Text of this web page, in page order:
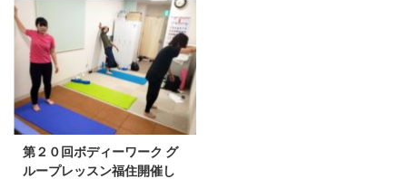
ープレッスン（白石） 6/7 （日）
①7:00〜8:00 ②8:15〜9:15
6/14 （日）①7:00〜8:00
②8:15〜9:15 6/21 （日）
①7:00〜8:00 ②8:15〜9:15
●ヨガグループレッスン（福住）
6/1（月）19:15〜20:15
6/15（月）19:15〜20:15
第２０回ボディーワーク グ
ループレッスン福住開催し